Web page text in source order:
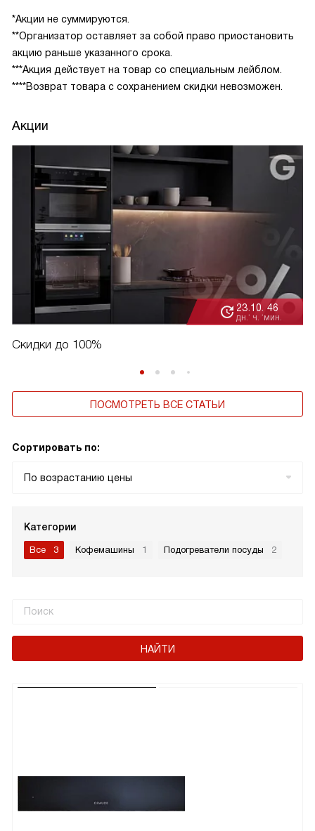
*Акции не суммируются.
**Организатор оставляет за собой право приостановить
акцию раньше указанного срока.
***Акция действует на товар со специальным лейблом.
****Возврат товара с сохранением скидки невозможен.
Акции
23
дн. :10
ч. : 46
мин.
Скидки до 100%
ПОСМОТРЕТЬ ВСЕ СТАТЬИ
Сортировать по:
По возрастанию цены
Категории
Все 3 Кофемашины 1 Подогреватели посуды 2